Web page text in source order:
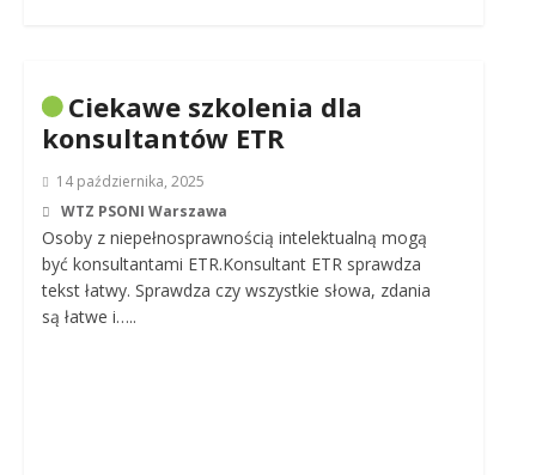
Ciekawe szkolenia dla
konsultantów ETR
14 października, 2025
WTZ PSONI Warszawa
Osoby z niepełnosprawnością intelektualną mogą
być konsultantami ETR.Konsultant ETR sprawdza
tekst łatwy. Sprawdza czy wszystkie słowa, zdania
są łatwe i…..